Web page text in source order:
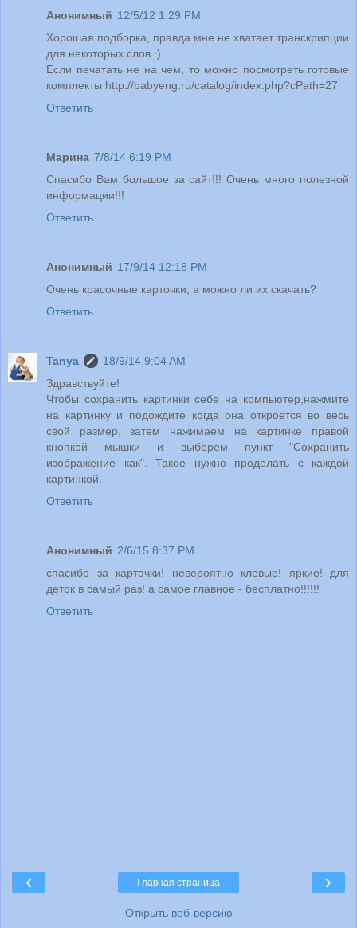
Анонимный 12/5/12 1:29 PM
Хорошая подборка, правда мне не хватает транскрипции
для некоторых слов :)
Если печатать не на чем, то можно посмотреть готовые
комплекты http://babyeng.ru/catalog/index.php?cPath=27
Ответить
Марина 7/8/14 6:19 PM
Спасибо Вам большое за сайт!!! Очень много полезной
информации!!!
Ответить
Анонимный 17/9/14 12:18 PM
Очень красочные карточки, а можно ли их скачать?
Ответить
Tanya
18/9/14 9:04 AM
Здравствуйте!
Чтобы сохранить картинки себе на компьютер,нажмите
на картинку и подождите когда она откроется во весь
свой размер, затем нажимаем на картинке правой
кнопкой мышки и выберем пункт "Сохранить
изображение как". Такое нужно проделать с каждой
картинкой.
Ответить
Анонимный 2/6/15 8:37 PM
спасибо за карточки! невероятно клевые! яркие! для
деток в самый раз! а самое главное - бесплатно!!!!!!
Ответить
‹ ›
Главная страница
Открыть веб-версию